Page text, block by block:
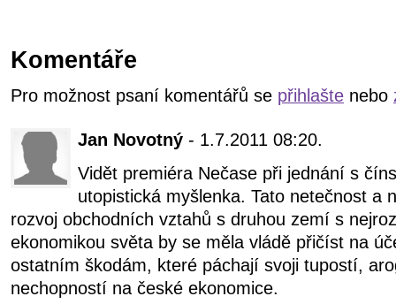
Komentáře
Pro možnost psaní komentářů se přihlašte nebo
Jan Novotný - 1.7.2011 08:20.
Vidět premiéra Nečase při jednání s
utopistická myšlenka. Tato netečnost a
rozvoj obchodních vztahů s druhou zemí s
ekonomikou světa by se měla vládě přičíst na
ostatním škodám, které páchají svoji tupostí,
nechopností na české ekonomice.